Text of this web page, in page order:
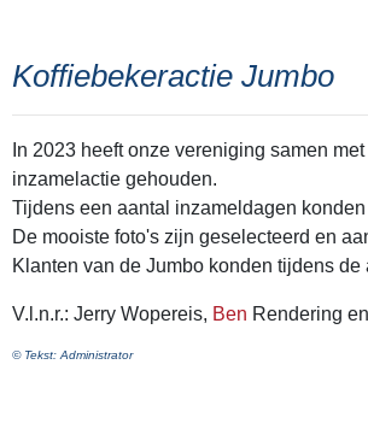
Koffiebekeractie Jumbo
In 2023 heeft onze vereniging samen
inzamelactie gehouden.
Tijdens een aantal inzameldagen
De mooiste foto's zijn geselecteerd en
Klanten van de Jumbo konden tijdens
V.l.n.r.: Jerry Wopereis, Ben Rendering
© Tekst: Administrator